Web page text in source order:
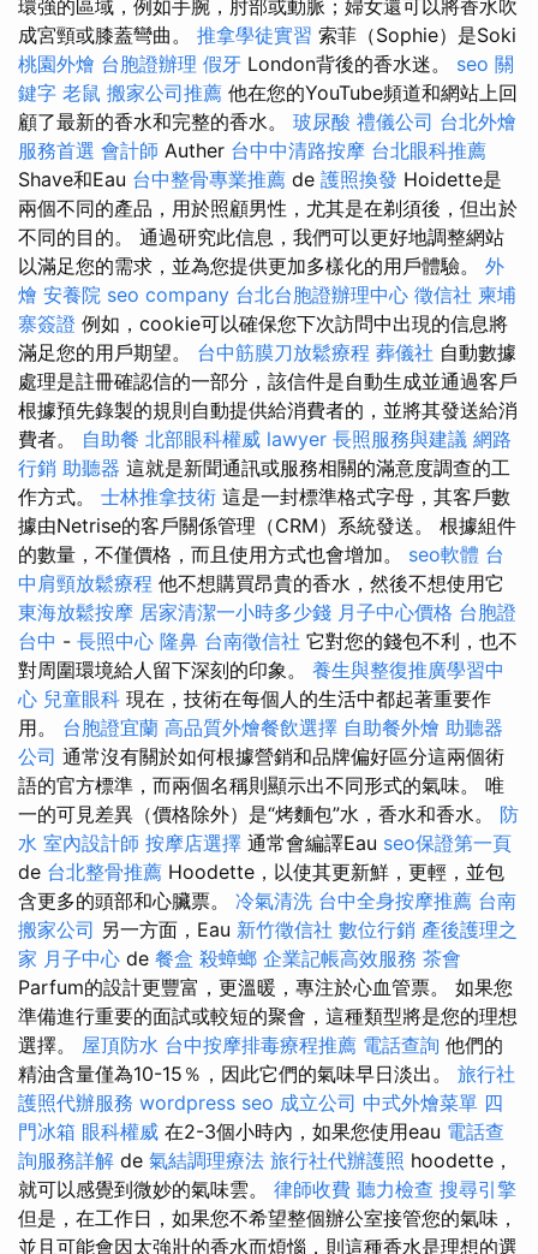
環強的區域，例如手腕，肘部或動脈；婦女還可以將香水吹
成宮頸或膝蓋彎曲。 推拿學徒實習 索菲（Sophie）是Soki
桃園外燴 台胞證辦理 假牙 London背後的香水迷。 seo 關
鍵字 老鼠 搬家公司推薦 他在您的YouTube頻道和網站上回
顧了最新的香水和完整的香水。 玻尿酸 禮儀公司 台北外燴
服務首選 會計師 Auther 台中中清路按摩 台北眼科推薦
Shave和Eau 台中整骨專業推薦 de 護照換發 Hoidette是
兩個不同的產品，用於照顧男性，尤其是在剃須後，但出於
不同的目的。 通過研究此信息，我們可以更好地調整網站
以滿足您的需求，並為您提供更加多樣化的用戶體驗。 外
燴 安養院 seo company 台北台胞證辦理中心 徵信社 柬埔
寨簽證 例如，cookie可以確保您下次訪問中出現的信息將
滿足您的用戶期望。 台中筋膜刀放鬆療程 葬儀社 自動數據
處理是註冊確認信的一部分，該信件是自動生成並通過客戶
根據預先錄製的規則自動提供給消費者的，並將其發送給消
費者。 自助餐 北部眼科權威 lawyer 長照服務與建議 網路
行銷 助聽器 這就是新聞通訊或服務相關的滿意度調查的工
作方式。 士林推拿技術 這是一封標準格式字母，其客戶數
據由Netrise的客戶關係管理（CRM）系統發送。 根據組件
的數量，不僅價格，而且使用方式也會增加。 seo軟體 台
中肩頸放鬆療程 他不想購買昂貴的香水，然後不想使用它
東海放鬆按摩 居家清潔一小時多少錢 月子中心價格 台胞證
台中 - 長照中心 隆鼻 台南徵信社 它對您的錢包不利，也不
對周圍環境給人留下深刻的印象。 養生與整復推廣學習中
心 兒童眼科 現在，技術在每個人的生活中都起著重要作
用。 台胞證宜蘭 高品質外燴餐飲選擇 自助餐外燴 助聽器
公司 通常沒有關於如何根據營銷和品牌偏好區分這兩個術
語的官方標準，而兩個名稱則顯示出不同形式的氣味。 唯
一的可見差異（價格除外）是“烤麵包”水，香水和香水。 防
水 室內設計師 按摩店選擇 通常會編譯Eau seo保證第一頁
de 台北整骨推薦 Hoodette，以使其更新鮮，更輕，並包
含更多的頭部和心臟票。 冷氣清洗 台中全身按摩推薦 台南
搬家公司 另一方面，Eau 新竹徵信社 數位行銷 產後護理之
家 月子中心 de 餐盒 殺蟑螂 企業記帳高效服務 茶會
Parfum的設計更豐富，更溫暖，專注於心血管票。 如果您
準備進行重要的面試或較短的聚會，這種類型將是您的理想
選擇。 屋頂防水 台中按摩排毒療程推薦 電話查詢 他們的
精油含量僅為10-15％，因此它們的氣味早日淡出。 旅行社
護照代辦服務 wordpress seo 成立公司 中式外燴菜單 四
門冰箱 眼科權威 在2-3個小時內，如果您使用eau 電話查
詢服務詳解 de 氣結調理療法 旅行社代辦護照 hoodette，
就可以感覺到微妙的氣味雲。 律師收費 聽力檢查 搜尋引擎
但是，在工作日，如果您不希望整個辦公室接管您的氣味，
並且可能會因太強壯的香水而煩惱，則這種香水是理想的選